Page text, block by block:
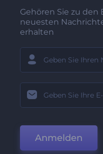
Gehören Sie zu den
neuesten
erhalten
Anmelden